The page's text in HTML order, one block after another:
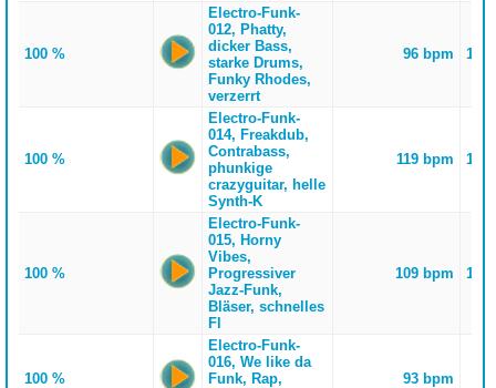
100 %
Electro-Funk-
012, Phatty,
dicker Bass,
starke Drums,
Funky Rhodes,
verzerrt
96 bpm 145
100 %
Electro-Funk-
014, Freakdub,
Contrabass,
phunkige
crazyguitar, helle
Synth-K
119 bpm 165
100 %
Electro-Funk-
015, Horny
Vibes,
Progressiver
Jazz-Funk,
Bläser, schnelles
Fl
109 bpm 105
100 %
Electro-Funk-
016, We like da
Funk, Rap,
93 bpm